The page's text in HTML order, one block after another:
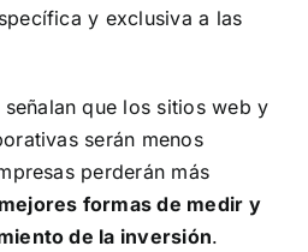
y exclusiva a las
que los sitios web y
serán menos
perderán más
formas de medir y
de la inversión.